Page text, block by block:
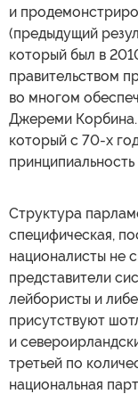
и
(предыдущий
который был в
правительством
во многом
Джереми Корбина.
который с 70-х
Структура
специфическая,
националисты не
представители
лейбористы и
присутствуют
и
третьей по
национальная